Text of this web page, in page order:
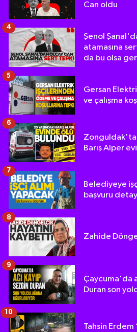
Can oldu
Şenol
atamasına
da bu olsa
4
Gersan
ve çalışma
5
Zonguldak'ta
Barış Alper
6
Belediyeye
başvuru
7
Zahide
8
Çaycuma'da
Duran son
9
Tahsin Erdem
10